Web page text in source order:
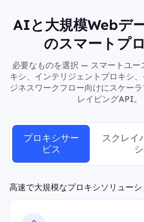
AIと大規模Webデ
のスマートプ
必要なものを選択 — スマートユー
キシ、インテリジェントプロキシ
ジネスワークフロー向けにスケー
レイピングAPI。
プロキシサー
ビス
スクレイ
高速で大規模なプロキシソリューシ